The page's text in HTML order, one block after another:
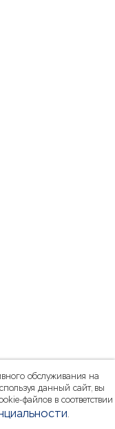
обслуживания на
данный сайт, вы
файлов в соответствии
.